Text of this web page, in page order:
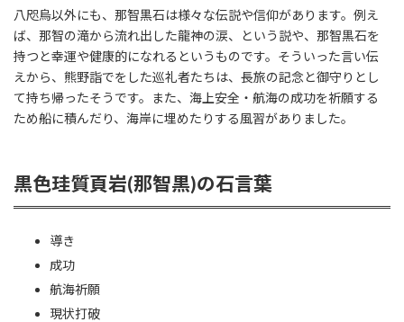
八咫烏以外にも、那智黒石は様々な伝説や信仰があります。例え
ば、那智の滝から流れ出した龍神の涙、という説や、那智黒石を
持つと幸運や健康的になれるというものです。そういった言い伝
えから、熊野詣でをした巡礼者たちは、長旅の記念と御守りとし
て持ち帰ったそうです。また、海上安全・航海の成功を祈願する
ため船に積んだり、海岸に埋めたりする風習がありました。
黒色珪質頁岩(那智黒)の石言葉
導き
成功
航海祈願
現状打破